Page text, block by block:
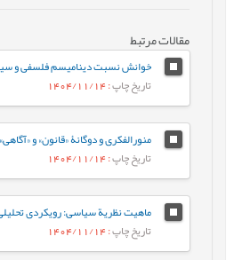
مقالات مرتبط
تاریخ چاپ: 1404/11/14
منورالفکری و دوگانۀ «قانون» و «آگاهی»
تاریخ چاپ: 1404/11/14
ماهیت نظریة سیاسی: رویکردی تحلیلی
تاریخ چاپ: 1404/11/14